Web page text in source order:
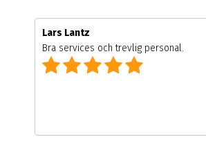
Lars Lantz
Bra services och trevlig personal.